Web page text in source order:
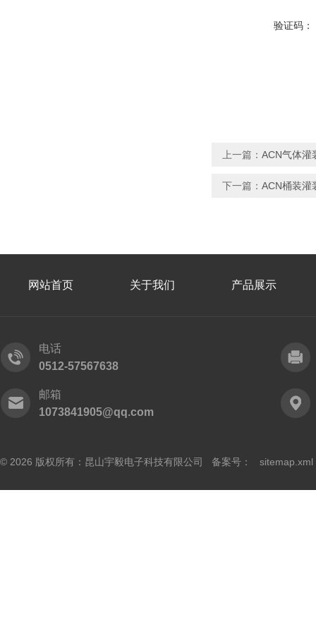
验证码：
上一篇： ACN气体灌
下一篇： ACN桶装灌
网站首页 关于我们 产品展示
电话
0512-57567638
邮箱
1073841905@qq.com
© 2026 版权所有：昆山宇毅电子科技有限公司 备案号： sitemap.xml